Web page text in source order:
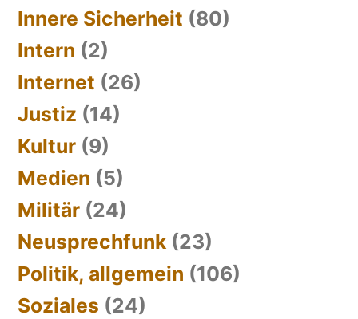
Innere Sicherheit (80)
Intern (2)
Internet (26)
Justiz (14)
Kultur (9)
Medien (5)
Militär (24)
Neusprechfunk (23)
Politik, allgemein (106)
Soziales (24)